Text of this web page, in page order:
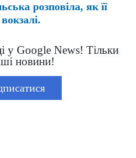
розповіла, як її
у Google News! Тільки
новини!